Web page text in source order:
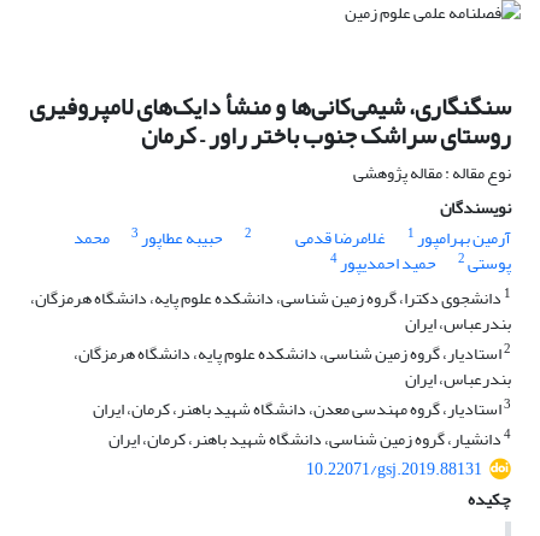
سنگ‎نگاری، شیمی‌کانی‌ها و منشأ دایک‌های لامپروفیری
روستای سراشک جنوب باختر راور – کرمان
نوع مقاله : مقاله پژوهشی
نویسندگان
آرمین بهرامپور1 غلامرضا قدمی 2 حبیبه عطاپور3 محمد
پوستی2 حمید احمدی‎پور
4
1 دانشجوی دکترا، گروه زمین شناسی، دانشکده علوم پایه، دانشگاه هرمزگان،
بندرعباس، ایران
2استادیار، گروه زمین شناسی، دانشکده علوم پایه، دانشگاه هرمزگان،
بندرعباس، ایران
3استادیار، گروه مهندسی معدن، دانشگاه شهید باهنر، کرمان، ایران
4دانشیار، گروه زمین شناسی، دانشگاه شهید باهنر، کرمان، ایران
10.22071/gsj.2019.88131
چکیده